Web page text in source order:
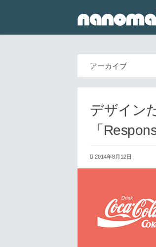
アーカイブ
デザイン
「
2014年8月12日